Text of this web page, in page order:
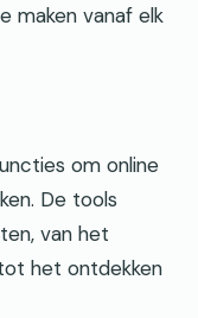
maken vanaf elk
om online
De tools
van het
het ontdekken